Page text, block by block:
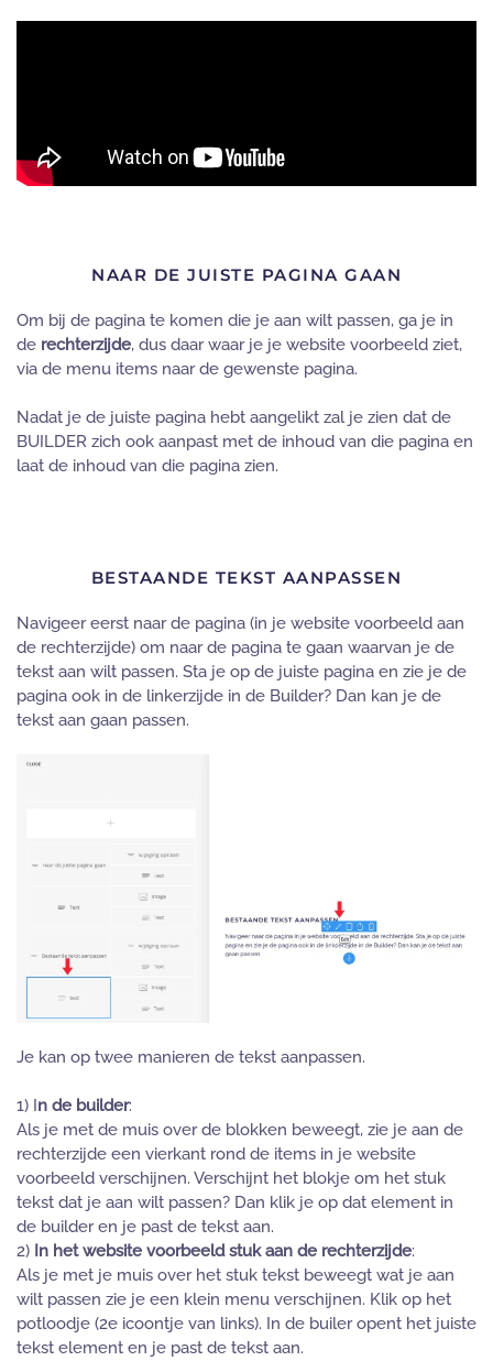
NAAR DE JUISTE PAGINA GAAN
Om bij de pagina te komen die je aan wilt passen, ga je in
de rechterzijde, dus daar waar je je website voorbeeld ziet,
via de menu items naar de gewenste pagina.
Nadat je de juiste pagina hebt aangelikt zal je zien dat de
BUILDER zich ook aanpast met de inhoud van die pagina en
laat de inhoud van die pagina zien.
BESTAANDE TEKST AANPASSEN
Navigeer eerst naar de pagina (in je website voorbeeld aan
de rechterzijde) om naar de pagina te gaan waarvan je de
tekst aan wilt passen. Sta je op de juiste pagina en zie je de
pagina ook in de linkerzijde in de Builder? Dan kan je de
tekst aan gaan passen.
Je kan op twee manieren de tekst aanpassen.
1) In de builder:
Als je met de muis over de blokken beweegt, zie je aan de
rechterzijde een vierkant rond de items in je website
voorbeeld verschijnen. Verschijnt het blokje om het stuk
tekst dat je aan wilt passen? Dan klik je op dat element in
de builder en je past de tekst aan.
2) In het website voorbeeld stuk aan de rechterzijde:
Als je met je muis over het stuk tekst beweegt wat je aan
wilt passen zie je een klein menu verschijnen. Klik op het
potloodje (2e icoontje van links). In de builer opent het juiste
tekst element en je past de tekst aan.